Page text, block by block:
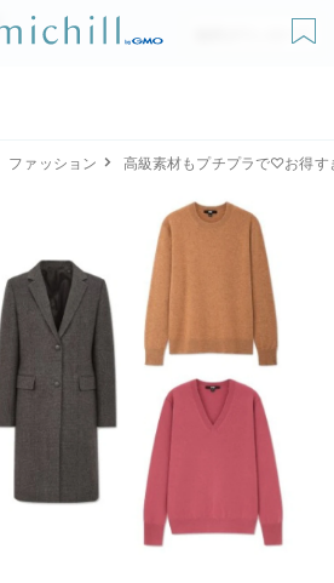
無料ダウンロード
ファッション 高級素材もプチプラで♡お得す